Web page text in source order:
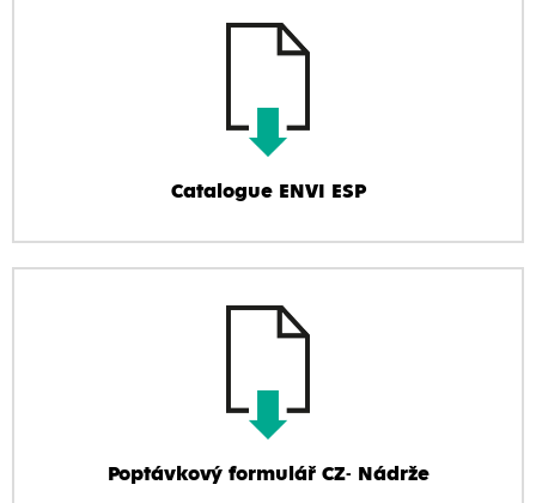
Catalogue ENVI ESP
Poptávkový formulář CZ- Nádrže